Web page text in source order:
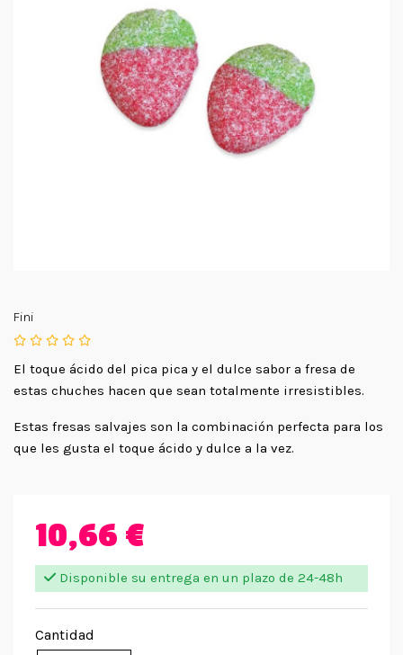
Fini
El toque ácido del pica pica y el dulce sabor a fresa de
estas chuches hacen que sean totalmente irresistibles.
Estas fresas salvajes son la combinación perfecta para los
que les gusta el toque ácido y dulce a la vez.
10,66 €
Disponible su entrega en un plazo de 24-48h
Cantidad